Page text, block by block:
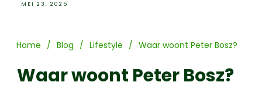
MEI 23, 2025
Home / Blog / Lifestyle / Waar woont Peter Bosz?
Waar woont Peter Bosz?